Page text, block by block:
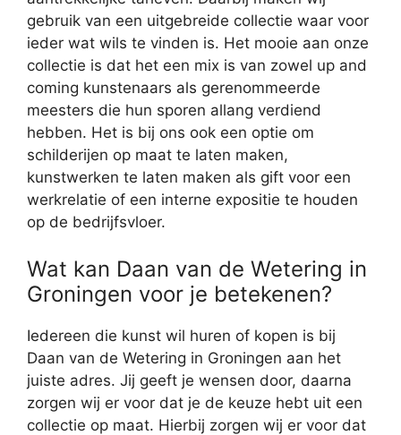
gebruik van een uitgebreide collectie waar voor
ieder wat wils te vinden is. Het mooie aan onze
collectie is dat het een mix is van zowel up and
coming kunstenaars als gerenommeerde
meesters die hun sporen allang verdiend
hebben. Het is bij ons ook een optie om
schilderijen op maat te laten maken,
kunstwerken te laten maken als gift voor een
werkrelatie of een interne expositie te houden
op de bedrijfsvloer.
Wat kan Daan van de Wetering in
Groningen voor je betekenen?
Iedereen die kunst wil huren of kopen is bij
Daan van de Wetering in Groningen aan het
juiste adres. Jij geeft je wensen door, daarna
zorgen wij er voor dat je de keuze hebt uit een
collectie op maat. Hierbij zorgen wij er voor dat